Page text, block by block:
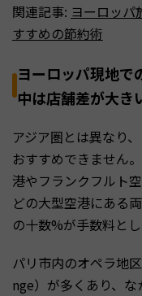
関連記事: ヨーロッパ
すすめの節約術
ヨーロッパ現地で
中は店舗差が大き
アジア圏とは異なり
おすすめできません
港やフランクフルト
どの大型空港にある
の十数%が手数料と
パリ市内のオペラ地
nge）が多くあり、